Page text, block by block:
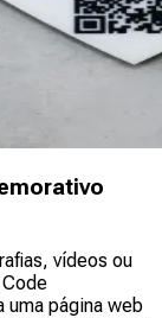
vídeos ou
uma página web